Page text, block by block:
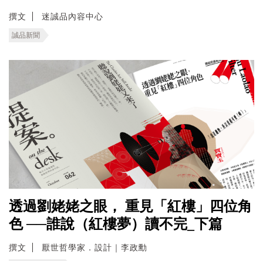
撰文 迷誠品內容中心
誠品新聞
透過劉姥姥之眼， 重見「紅樓」四位角
色 ──誰說（紅樓夢）讀不完_下篇
撰文 厭世哲學家．設計｜李政勳